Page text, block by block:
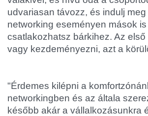
udvariasan távozz, és indulj
networking eseményen mások
csatlakozhatsz bárkihez. Az
vagy kezdeményezni, azt a
"Érdemes kilépni a
networkingben és az általa
később akár a vállalkozásunkra